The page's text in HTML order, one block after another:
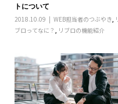
トについて
2018.10.09 WEB担当者のつぶやき
ブロってなに？
リブロの機能紹介